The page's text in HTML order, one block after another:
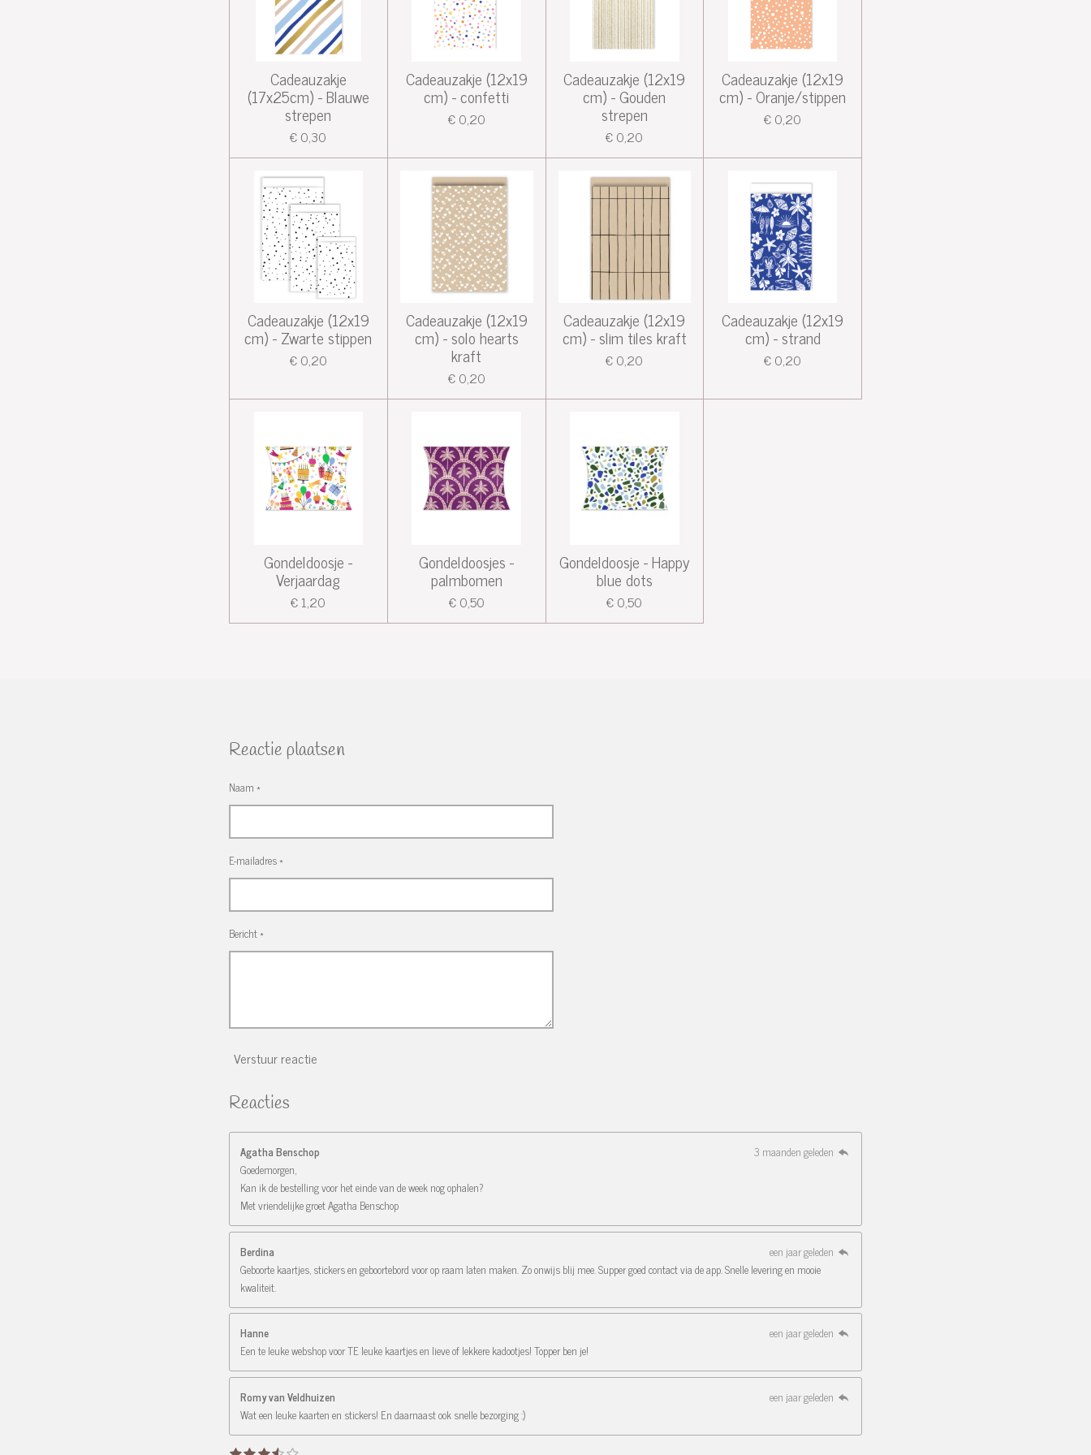
Cadeauzakje
(17x25cm) - Blauwe
strepen
€ 0,30
Cadeauzakje (12x19
cm) - confetti
€ 0,20
Cadeauzakje (12x19
cm) - Gouden
strepen
€ 0,20
Cadeauzakje (12x19
cm) - Oranje/stippen
€ 0,20
Cadeauzakje (12x19
cm) - Zwarte stippen
€ 0,20
Cadeauzakje (12x19
cm) - solo hearts
kraft
€ 0,20
Cadeauzakje (12x19
cm) - slim tiles kraft
€ 0,20
Cadeauzakje (12x19
cm) - strand
€ 0,20
Gondeldoosje -
Verjaardag
€ 1,20
Gondeldoosjes -
palmbomen
€ 0,50
Gondeldoosje - Happy
blue dots
€ 0,50
Reactie plaatsen
Naam *
E-mailadres *
Bericht *
Verstuur reactie
Reacties
Agatha Benschop
3 maanden geleden
Goedemorgen,
Kan ik de bestelling voor het einde van de week nog ophalen?
Met vriendelijke groet Agatha Benschop
Berdina
een jaar geleden
Geboorte kaartjes, stickers en geboortebord voor op raam laten maken. Zo onwijs blij mee. Supper goed contact via de app. Snelle levering en mooie
kwaliteit.
Hanne
een jaar geleden
Een te leuke webshop voor TE leuke kaartjes en lieve of lekkere kadootjes! Topper ben je!
Romy van Veldhuizen
een jaar geleden
Wat een leuke kaarten en stickers! En daarnaast ook snelle bezorging :)